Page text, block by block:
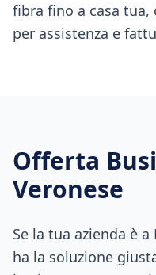
fibra fino a casa
per assistenza e
Offerta
Veronese
Se la tua azienda è
ha la soluzione